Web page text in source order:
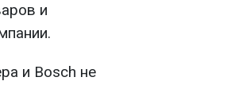
и
и Bosch не